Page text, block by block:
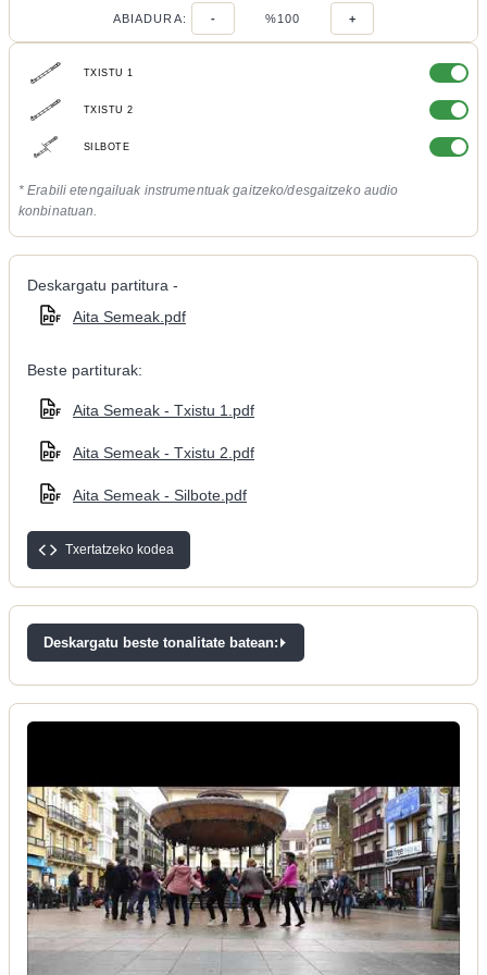
ABIADURA: - %100 +
TXISTU 1
TXISTU 2
SILBOTE
* Erabili etengailuak instrumentuak gaitzeko/desgaitzeko audio
konbinatuan.
Deskargatu partitura -
Aita Semeak.pdf
Beste partiturak:
Aita Semeak - Txistu 1.pdf
Aita Semeak - Txistu 2.pdf
Aita Semeak - Silbote.pdf
Txertatzeko kodea
Deskargatu beste tonalitate batean: